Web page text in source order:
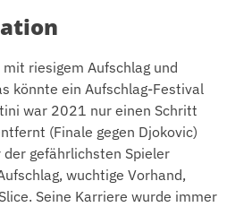
riesigem Aufschlag und
könnte ein Aufschlag-Festival
war 2021 nur einen Schritt
(Finale gegen Djokovic)
gefährlichsten Spieler
wuchtige Vorhand,
Seine Karriere wurde immer